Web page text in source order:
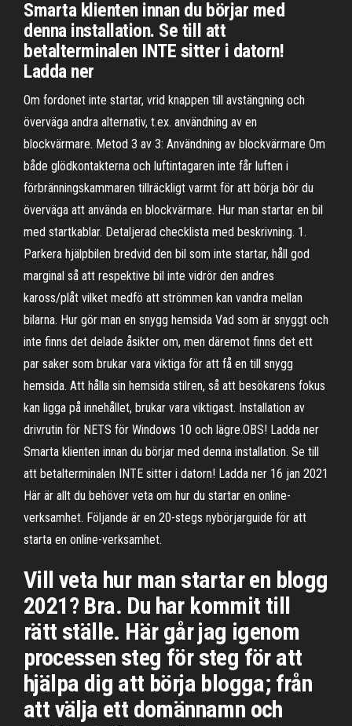
Smarta klienten innan du börjar med
denna installation. Se till att
betalterminalen INTE sitter i datorn!
Ladda ner
Om fordonet inte startar, vrid knappen till avstängning och
överväga andra alternativ, t.ex. användning av en
blockvärmare. Metod 3 av 3: Användning av blockvärmare Om
både glödkontakterna och luftintagaren inte får luften i
förbränningskammaren tillräckligt varmt för att börja bör du
överväga att använda en blockvärmare. Hur man startar en bil
med startkablar. Detaljerad checklista med beskrivning. 1.
Parkera hjälpbilen bredvid den bil som inte startar, håll god
marginal så att respektive bil inte vidrör den andres
kaross/plåt vilket medfö att strömmen kan vandra mellan
bilarna. Hur gör man en snygg hemsida Vad som är snyggt och
inte finns det delade åsikter om, men däremot finns det ett
par saker som brukar vara viktiga för att få en till snygg
hemsida. Att hålla sin hemsida stilren, så att besökarens fokus
kan ligga på innehållet, brukar vara viktigast. Installation av
drivrutin för NETS för Windows 10 och lägre.OBS! Ladda ner
Smarta klienten innan du börjar med denna installation. Se till
att betalterminalen INTE sitter i datorn! Ladda ner 16 jan 2021
Här är allt du behöver veta om hur du startar en online-
verksamhet. Följande är en 20-stegs nybörjarguide för att
starta en online-verksamhet.
Vill veta hur man startar en blogg
2021? Bra. Du har kommit till
rätt ställe. Här går jag igenom
processen steg för steg för att
hjälpa dig att börja blogga; från
att välja ett domännamn och